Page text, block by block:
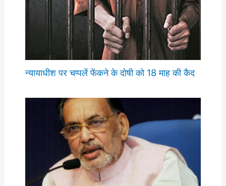
न्यायाधीश पर चप्पलें फेंकने के दोषी को 18 माह की कैद